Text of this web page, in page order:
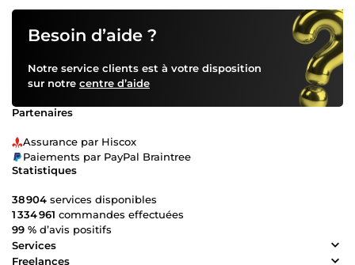
Besoin d’aide ?
Notre service clients est à votre disposition
sur notre centre d’aide
Partenaires
Assurance par Hiscox
Paiements par PayPal Braintree
Statistiques
38 904 services disponibles
1 334 961 commandes effectuées
99 % d’avis positifs
Services
Freelances